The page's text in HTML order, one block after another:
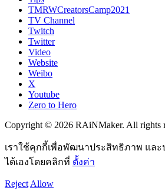
TMRWCreatorsCamp2021
TV Channel
Twitch
Twitter
Video
Website
Weibo
X
Youtube
Zero to Hero
Copyright © 2026 RAiNMaker. All rights
เราใช้คุกกี้เพื่อพัฒนาประสิทธิภาพ แล
ได้เองโดยคลิกที่ ตั้งค่า
Reject Allow